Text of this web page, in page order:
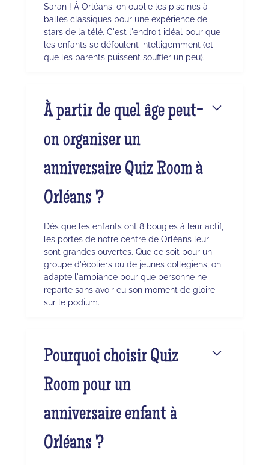
Saran ! À Orléans, on oublie les piscines à
balles classiques pour une expérience de
stars de la télé. C'est l'endroit idéal pour que
les enfants se défoulent intelligemment (et
que les parents puissent souffler un peu).
À partir de quel âge peut-
on organiser un
anniversaire Quiz Room à
Orléans ?
Dès que les enfants ont 8 bougies à leur actif,
les portes de notre centre de Orléans leur
sont grandes ouvertes. Que ce soit pour un
groupe d'écoliers ou de jeunes collégiens, on
adapte l'ambiance pour que personne ne
reparte sans avoir eu son moment de gloire
sur le podium.
Pourquoi choisir Quiz
Room pour un
anniversaire enfant à
Orléans ?